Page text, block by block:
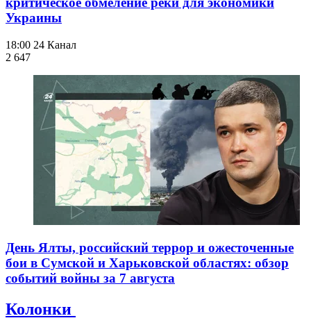
Украины
18:00 24 Канал
2 647
День Ялты, российский террор и ожесточенные
бои в Сумской и Харьковской областях: обзор
событий войны за 7 августа
Колонки